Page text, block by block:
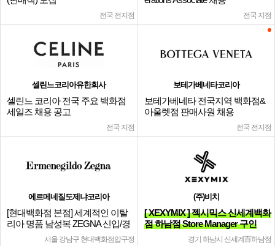
전국 전지점 전국 지점
셀린느코리아유한회사
셀린느 코리아 전국 주요 백화점
세일즈 채용 공고
전국 지점
보테가베네타코리아
보테가베네타 전국지역 백화점&
아울렛점 판매사원 채용
전국 전지점
에르메네질도제냐코리아
[현대백화점 본점] 세계적인 이탈
리아 명품 남성복 ZEGNA 신입/경
서울 강남구 현대백화점압구정
(주)비치
[ XEXYMIX ] 젝시믹스 신세계백화
점 하남점 Store Manager 구인
경기 하남시 신세계百하남점